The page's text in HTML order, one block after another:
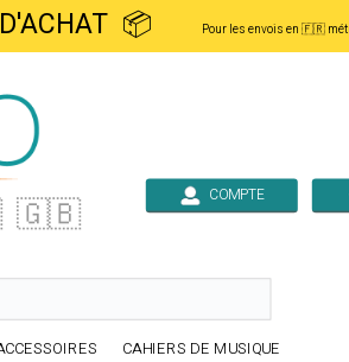
D'ACHAT 📦 Pour les envois en 🇫🇷
🇬🇧 COMPTE
CAHIERS DE MUSIQUE